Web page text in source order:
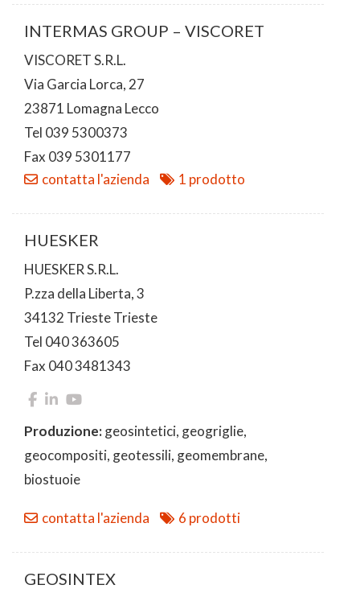
INTERMAS GROUP – VISCORET
VISCORET S.R.L.
Via Garcia Lorca, 27
23871 Lomagna Lecco
Tel 039 5300373
Fax 039 5301177
contatta l'azienda
1 prodotto
HUESKER
HUESKER S.R.L.
P.zza della Liberta, 3
34132 Trieste Trieste
Tel 040 363605
Fax 040 3481343
Produzione:geosintetici, geogriglie,
geocompositi, geotessili, geomembrane,
biostuoie
contatta l'azienda 6 prodotti
GEOSINTEX